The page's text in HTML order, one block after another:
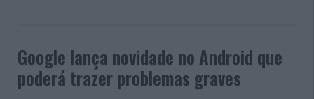
Google lança novidade no Android que
poderá trazer problemas graves